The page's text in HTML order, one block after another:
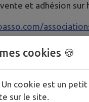
et adhésion sur
cookies 🍪
cookie est un
sur le site.